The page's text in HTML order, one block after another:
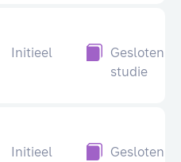
Initieel
Gesloten
studie
Initieel
Gesloten